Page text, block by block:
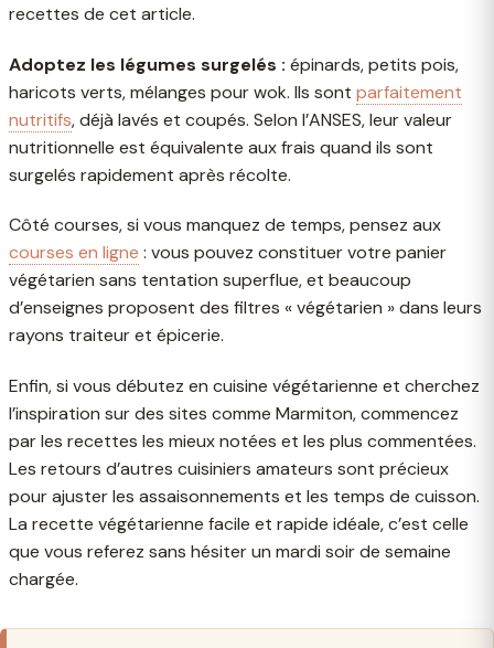
recettes de cet article.
Adoptez les légumes surgelés : épinards, petits pois,
haricots verts, mélanges pour wok. Ils sont parfaitement
nutritifs, déjà lavés et coupés. Selon l’ANSES, leur valeur
nutritionnelle est équivalente aux frais quand ils sont
surgelés rapidement après récolte.
Côté courses, si vous manquez de temps, pensez aux
courses en ligne : vous pouvez constituer votre panier
végétarien sans tentation superflue, et beaucoup
d’enseignes proposent des filtres « végétarien » dans leurs
rayons traiteur et épicerie.
Enfin, si vous débutez en cuisine végétarienne et cherchez
l’inspiration sur des sites comme Marmiton, commencez
par les recettes les mieux notées et les plus commentées.
Les retours d’autres cuisiniers amateurs sont précieux
pour ajuster les assaisonnements et les temps de cuisson.
La recette végétarienne facile et rapide idéale, c’est celle
que vous referez sans hésiter un mardi soir de semaine
chargée.